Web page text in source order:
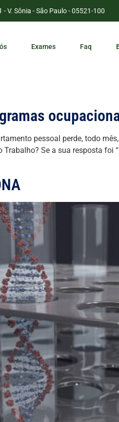
V. Sônia - São Paulo - 05521-100
Exames Faq
pessoal perde, todo
Se a sua resposta foi